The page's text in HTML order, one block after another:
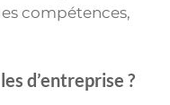
compétences,
d’entreprise ?